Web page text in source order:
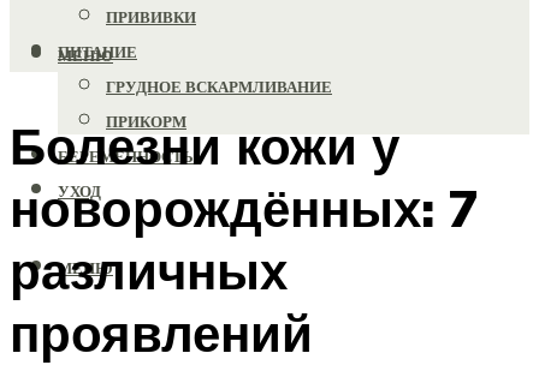
ПРИВИВКИ
ПИТАНИЕ
ГРУДНОЕ ВСКАРМЛИВАНИЕ
ПРИКОРМ
БЕРЕМЕННОСТЬ
УХОД
МЕНЮ
МЕНЮ
Болезни кожи у
новорождённых: 7
различных
проявлений